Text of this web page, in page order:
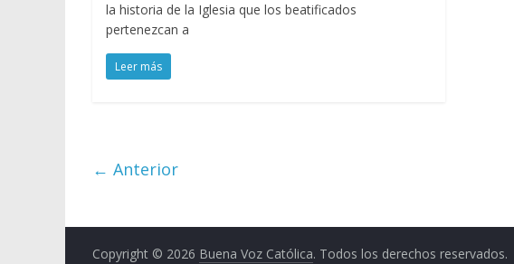
la historia de la Iglesia que los beatificados
pertenezcan a
Leer más
← Anterior
Copyright © 2026 Buena Voz Católica. Todos los derechos reservados.